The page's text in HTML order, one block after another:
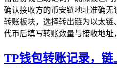
确认接收方的币安链地址准确无
转账板块，选择转出链为以太
代币后填写转账数量与接收地址
TP钱包转账记录，链